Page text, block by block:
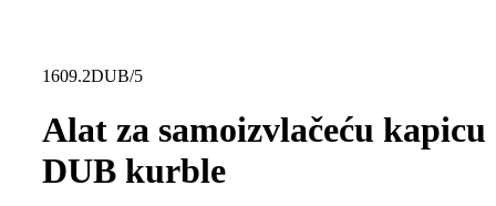
1609.2DUB/5
Alat za samoizvlačeću
DUB kurble